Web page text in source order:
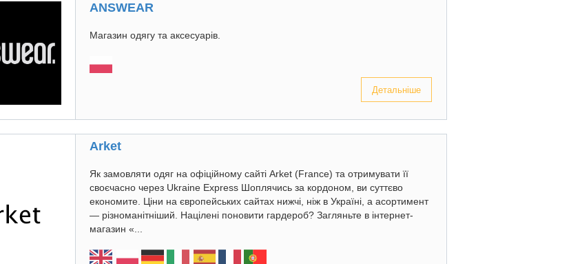
ANSWEAR
Магазин одягу та аксесуарів.
Детальніше
Arket
Як замовляти одяг на офіційному сайті Arket (France) та отримувати її
своєчасно через Ukraine Express Шоплячись за кордоном, ви суттєво
економите. Ціни на європейських сайтах нижчі, ніж в Україні, а асортимент
— різноманітніший. Націлені поновити гардероб? Загляньте в інтернет-
магазин «...